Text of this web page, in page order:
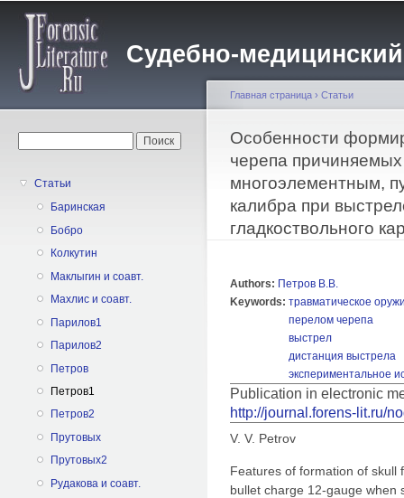
Судебно-
Статьи
Баринская
Бобро
Колкутин
Маклыгин и соавт.
Махлис и соавт.
Парилов1
Парилов2
Петров
Петров1
Петров2
Прутовых
Прутовых2
Рудакова и соавт.
Вы здесь
Главная страница › Статьи
Особенности
черепа
многоэлементным,
калибра при
гладкоствольного
Authors: Петров В.В.
Keywords: травматическое
перелом черепа
выстрел
дистанция выстрела
экспериментальное
Publication in electronic
http://journal.forens-lit.ru/
V. V. Petrov
Features of formation of skull
bullet charge 12-gauge when